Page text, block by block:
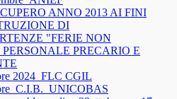
ANNO 2013 AI FINI
DI
"FERIE NON
PRECARIO E
2024_FLC CGIL